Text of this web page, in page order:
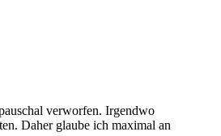
verworfen. Irgendwo
Daher glaube ich maximal an